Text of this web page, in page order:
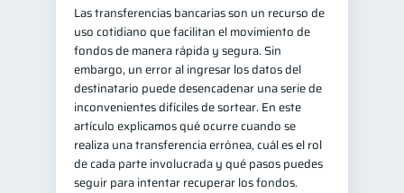
Las transferencias bancarias son un recurso de
uso cotidiano que facilitan el movimiento de
fondos de manera rápida y segura. Sin
embargo, un error al ingresar los datos del
destinatario puede desencadenar una serie de
inconvenientes difíciles de sortear. En este
artículo explicamos qué ocurre cuando se
realiza una transferencia errónea, cuál es el rol
de cada parte involucrada y qué pasos puedes
seguir para intentar recuperar los fondos.